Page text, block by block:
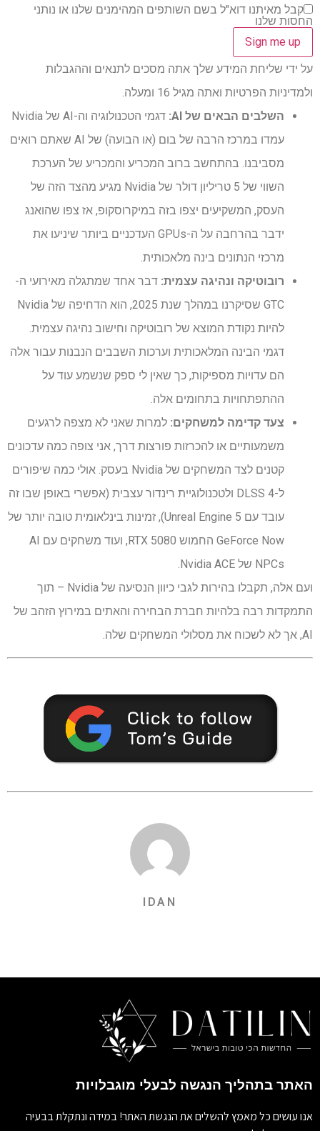
קבל מאיתנו דוא"ל בשם השותפים המהימנים שלנו או נותני
החסות שלנו
על ידי שליחת המידע שלך אתה מסכים לתנאים וההגבלות
ולמדיניות הפרטיות ואתה מגיל 16 ומעלה.
השלבים הבאים של AI:
דגמי הטכנולוגיה וה-AI של Nvidia
עמדו במרכז הרבה של בום (או הבועה) של AI שאתם רואים
מסביבנו. בהתחשב ברוב המכריע והמכריע של הערכת
השווי של 5 טריליון דולר של Nvidia מגיע מהצד הזה של
העסק, המשקיעים יצפו בזה במיקרוסקופ, אז צפו שהואנג
ידבר בהרחבה על ה-GPUs העדכניים ביותר שיניעו את
מרכזי הנתונים בינה מלאכותית.
רובוטיקה ונהיגה עצמית: דבר אחד שמתגלה מאירועי ה-
GTC שסיקרנו במהלך שנת 2025, הוא הדחיפה של Nvidia
להיות נקודת המוצא של רובוטיקה וחישוב נהיגה עצמית.
דגמי הבינה המלאכותית וערכות השבבים הנבנות עבור אלה
הם עדויות מספיקות, כך שאין לי ספק שנשמע עוד על
ההתפתחויות בתחומים אלה.
צעד קדימה למשחקים: למרות שאני לא מצפה לרגעים
משמעותיים או להכרזות פורצות דרך, אני צופה כמה עדכונים
קטנים לצד המשחקים של Nvidia בעסק. אולי כמה שיפורים
ל-DLSS 4 ולטכנולוגיית רינדור עצבית (אפשרי באופן שבו זה
עובד עם Unreal Engine 5), זמינות בינלאומית טובה יותר של
GeForce Now החמוש RTX 5080, ועוד משחקים עם AI
NPCs של Nvidia ACE.
ועם אלה, תקבלו בהירות לגבי כיוון הנסיעה של Nvidia – תוך
התמקדות רבה בלהיות חברת הבחירה והאתים במירוץ הזהב של
AI, אך לא לשכוח את מסלולי המשחקים שלה.
IDAN
האתר בתהליך הנגשה לבעלי מוגבלויות
אנו עושים כל מאמץ להשלים את הנגשת האתר! במידה ונתקלת בבעיה